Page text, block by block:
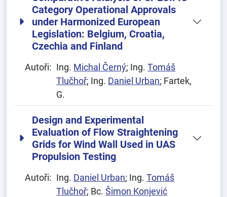
Category Operational Approvals
under Harmonized European
Legislation: Belgium, Croatia,
Czechia and Finland
Autoři: Ing. Michal Černý; Ing.Tomáš
Tlučhoř; Ing. Daniel Urban; Fartek,
G.
Design and Experimental
Evaluation of Flow Straightening
Grids for Wind Wall Used in UAS
Propulsion Testing
Autoři: Ing. Daniel Urban; Ing.Tomáš
Tlučhoř; Bc.Šimon Konjević